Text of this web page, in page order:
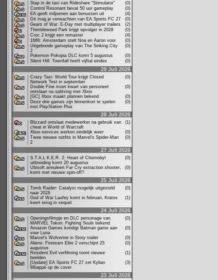
Stap in de taxi van Rideshare “Stimulator”
(0)
Control Resonant bevat 50 uur gameplay
(0)
EA geeft miljoenen aan bonussen uit
(4)
Dit mag je verwachten van EA Sports FC 27
(0)
Gears of War: E-Day met multiplayer trailers
(2)
Thimbleweed Park krijgt opvolger in 2028
(0)
Croc 2 krijgt een remaster
(4)
1666: Amsterdam stelt Noa en Aaron voor
(0)
Uitgebreide gameplay van The Sinking City
2
(0)
Pokemon Pokopia DLC komt 5 augustus
(0)
Silent Hill: Townfall heeft vijftal eindes
(0)
29 Juli 2026
Crazy Taxi: World Tour krijgt Closed
Network Test in september
(0)
Double Fine moet kwart van personeel
ontslaan na splitsing met Xbox
(0)
[GC] Xbox maakt plannen bekend
(0)
Deze drie games zijn binnenkort te spelen
met PlayStation Plus
(0)
28 Juli 2026
Blizzard ontslaat medewerker na gebruik van
cheat in World of Warcraft
(1)
Xbox-services werken eindelijk weer
(0)
Twee nieuwe outfits in Marvel's Spider-Man
2
(0)
27 Juli 2026
S.T.A.L.K.E.R. 2: Heart of Chornobyl
uitbreiding komt 20 augustus
(0)
Ubisoft annuleert Far Cry extraction shooter,
komt met nieuwe spin-off?
(0)
25 Juli 2026
Tomb Raider: Catalyst mogelijk uitgesteld
naar 2028
(0)
God of War Laufey komt in februari, Kratos
keert terug in sequel
(1)
24 Juli 2026
Openingsfilmpje en DLC personage van
MARVEL Tokon: Fighting Souls bekend
(0)
Amazon Games kondigt Batman game aan
voor Luna
(0)
Marvel's Wolverine in Story trailer
(0)
Aliens: Fireteam Elite 2 verschijnt 25
augustus
(0)
Resident Evil verfilming toont nieuwe
beelden
(1)
[Update] EA Sports FC 27 zet Kylian
Mbappé op de cover
(3)
23 Juli 2026